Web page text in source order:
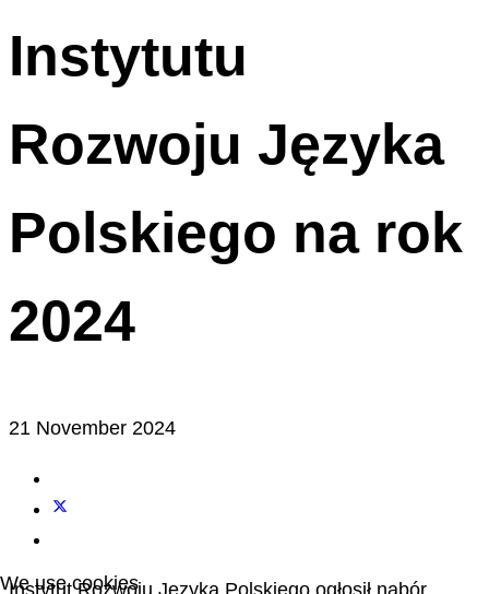
Instytutu
Rozwoju Języka
Polskiego na rok
2024
21 November 2024
Instytut Rozwoju Języka Polskiego ogłosił nabór
We use cookies